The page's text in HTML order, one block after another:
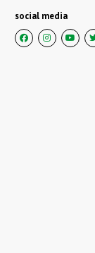
social media